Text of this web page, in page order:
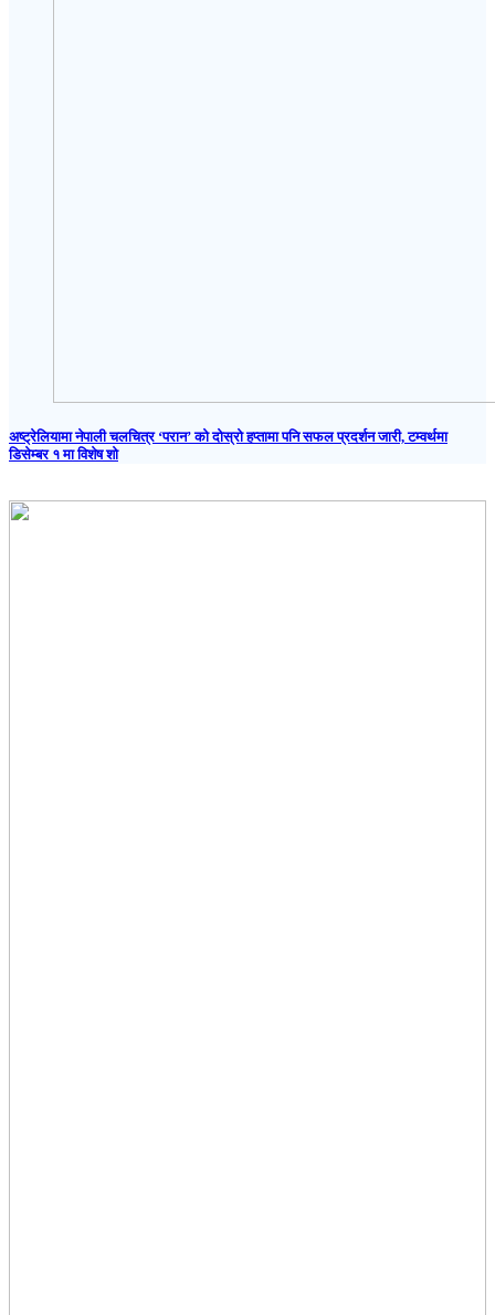
अष्ट्रेलियामा नेपाली चलचित्र ‘परान’ को दोस्रो हप्तामा पनि सफल प्रदर्शन जारी, टम्वर्थमा
डिसेम्बर १ मा विशेष शो